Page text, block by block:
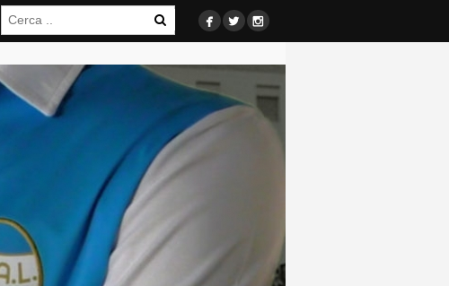
Cerca:   